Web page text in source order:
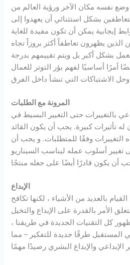
نفسه مكان الآخر ورؤية العالم من
بشكل استثنائي أن يعهدوا إلى
إيجابية يمكن أن تكون مفيدة للغاية
الذين يظهرون تعاطفاً أكثر بروزاً تجاه
بشكل أكبر بل ويتم تقييمهم بدرجة
أمرًا أساسيًا لفهم بؤر التوتر للعمال
المرونة مع الطلبات
بالتغييرات حتى التغيير البسيط في
تأثيرات كبيرة. يجب أن يكون القائد
التغييرات وفقًا للمتطلبات. و يجب أن
تغيير أسلوب عمله ليناسب السيناريو
الإبداع
بالعديد من الأشياء ، لكنها تكافح
الأمر بالقدرة على الإبداع والتخيل
كل التقنيات الجديدة في طريقنا ،
طرقًا جديدة للتفكير – مما